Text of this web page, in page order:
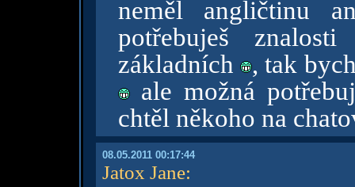
neměl angličtinu
potřebuješ
základních
, tak
ale možná
chtěl někoho na
08.05.2011 00:17:44
Jatox Jane: